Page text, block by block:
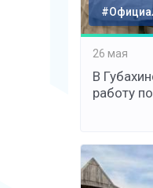
26 мая
В
работу